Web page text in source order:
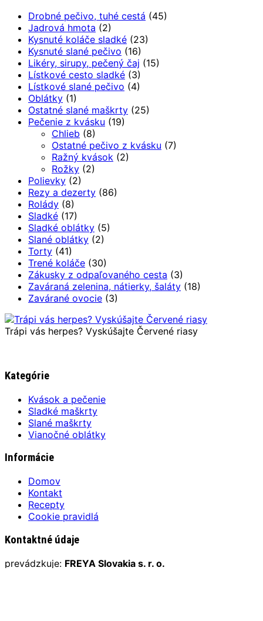
Drobné pečivo, tuhé cestá (45)
Jadrová hmota (2)
Kysnuté koláče sladké (23)
Kysnuté slané pečivo (16)
Likéry, sirupy, pečený čaj (15)
Lístkové cesto sladké (3)
Lístkové slané pečivo (4)
Oblátky (1)
Ostatné slané maškrty (25)
Pečenie z kvásku (19)
Chlieb (8)
Ostatné pečivo z kvásku (7)
Ražný kvások (2)
Rožky (2)
Polievky (2)
Rezy a dezerty (86)
Rolády (8)
Sladké (17)
Sladké oblátky (5)
Slané oblátky (2)
Torty (41)
Trené koláče (30)
Zákusky z odpaľovaného cesta (3)
Zaváraná zelenina, nátierky, šaláty (18)
Zavárané ovocie (3)
Trápi vás herpes? Vyskúšajte Červené riasy
Kategórie
Kvások a pečenie
Sladké maškrty
Slané maškrty
Vianočné oblátky
Informácie
Domov
Kontakt
Recepty
Cookie pravidlá
Kontaktné údaje
prevádzkuje: FREYA Slovakia s. r. o.